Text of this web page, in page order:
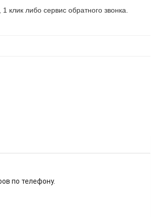
либо сервис обратного звонка.
по телефону.